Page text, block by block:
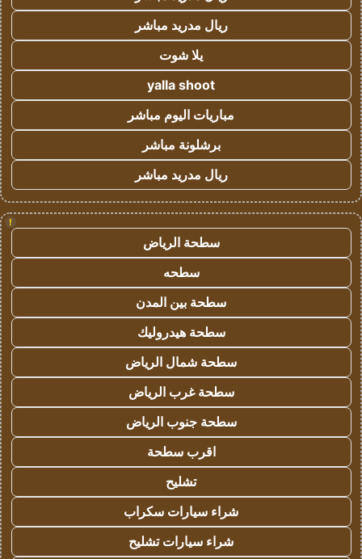
ريال مدريد مباشر
يلا شوت
yalla shoot
مباريات اليوم مباشر
برشلونة مباشر
ريال مدريد مباشر
!
سطحة الرياض
سطحه
سطحة بين المدن
سطحة هيدروليك
سطحة شمال الرياض
سطحة غرب الرياض
سطحة جنوب الرياض
اقرب سطحة
تشليح
شراء سيارات سكراب
شراء سيارات تشليح